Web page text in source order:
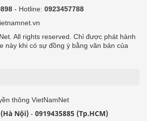
- Hotline: 0923457788
All rights reserved. Chỉ được phát hành
này khi có sự đồng ý bằng văn bản của
thông VietNamNet
Nội) - 0919435885 (Tp.HCM)